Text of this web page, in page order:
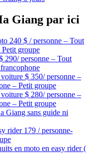
Giang par ici
240 $ / personne – Tout
groupe
290/ personne – Tout
$ 350/ personne –
– Petit groupe
$ 280/ personne –
– Petit groupe
Giang sans guide ni
rider 179 / personne-
en moto en easy rider (